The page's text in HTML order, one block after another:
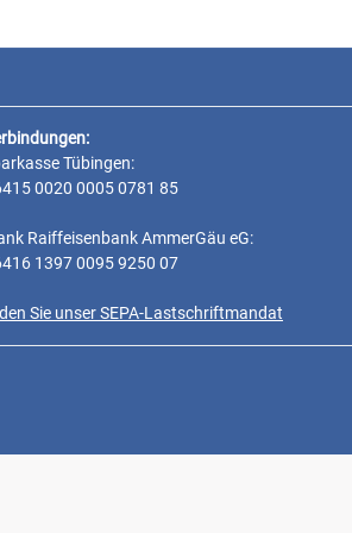
Tübingen:
0020 0005 0781 85
Raiffeisenbank AmmerGäu eG:
1397 0095 9250 07
Sie unser SEPA-Lastschriftmandat